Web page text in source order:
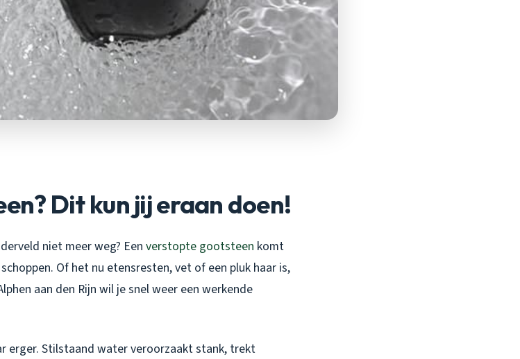
Dit kun jij eraan doen!
niet meer weg? Een verstopte gootsteen komt
Of het nu etensresten, vet of een pluk haar is,
aan den Rijn wil je snel weer een werkende
erger. Stilstaand water veroorzaakt stank, trekt